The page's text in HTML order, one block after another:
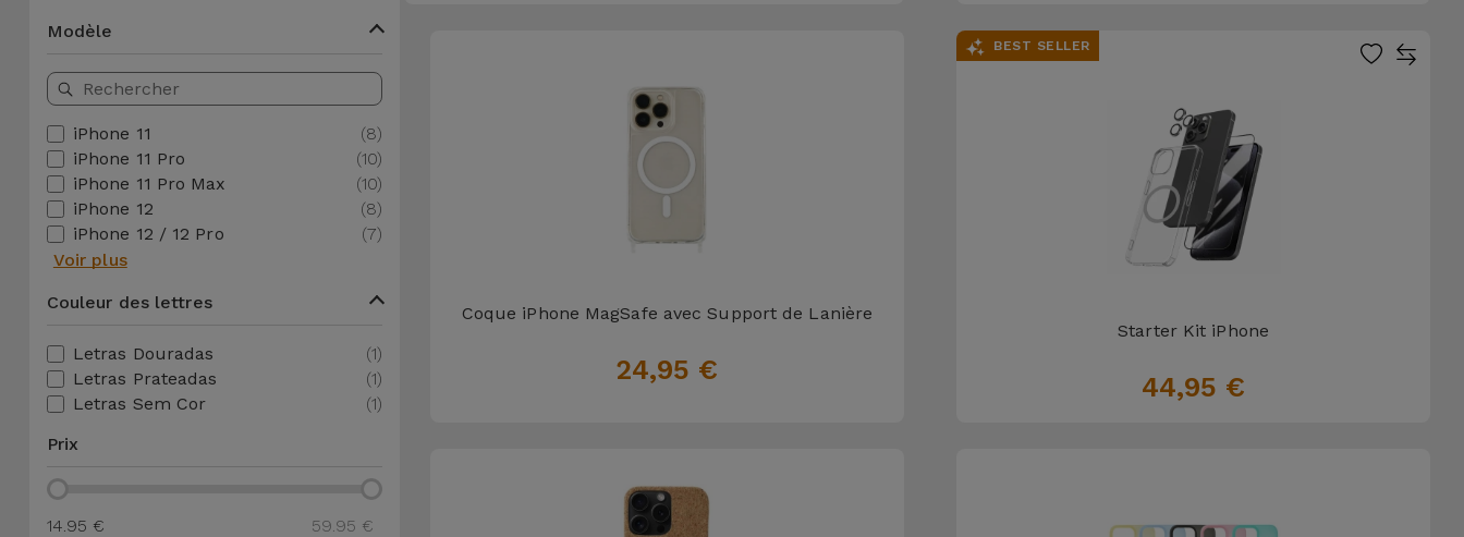
Huawei
Oppo
OnePlus
Google
Dyson
Autres
Marques
tout
iMacs
Consoles de
Jeux
Reconditionnées
Voir
tout
Batteries
Externes
Chargeurs
Ecouteurs
et
Enceintes
Montres
et
Bracelets
Chaînes
Téléphone
Modèle
iPhone 11
(8)
iPhone 11 Pro
(10)
iPhone 11 Pro Max
(10)
iPhone 12
(8)
iPhone 12 / 12 Pro
(7)
Voir plus
Couleur des lettres
Letras Douradas
(1)
Letras Prateadas
(1)
Letras Sem Cor
(1)
Prix
14.95 € 59.95 €
Coque iPhone MagSafe avec Support de Lanière
24,95 €
BEST SELLER
Starter Kit iPhone
44,95 €